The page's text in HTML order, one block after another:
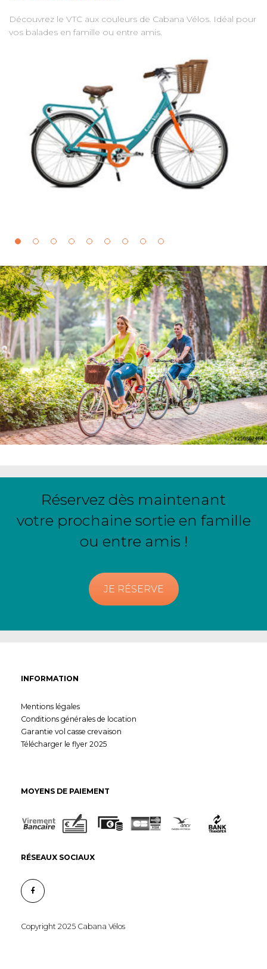
Découvrez le VTC aux couleurs de Cabana Vélos. Idéal pour
vos balades en famille ou entre amis.
Réservez dès maintenant
votre prochaine sortie en famille
ou entre amis !
JE RÉSERVE
INFORMATION
Mentions légales
Conditions générales de location
Garantie vol casse crevaison
Télécharger le flyer 2025
MOYENS DE PAIEMENT
RÉSEAUX SOCIAUX
Copyright 2025 Cabana Vélos